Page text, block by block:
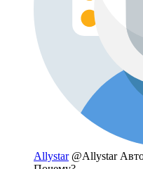
Allystar @Allystar